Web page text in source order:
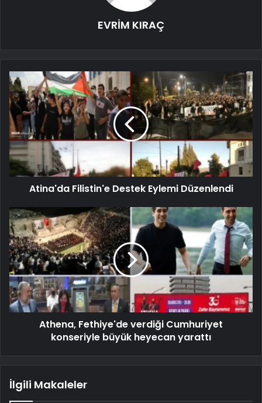
EVRİM KIRAÇ
Atina'da Filistin'e Destek Eylemi Düzenlendi
Athena, Fethiye'de verdiği Cumhuriyet
konseriyle büyük heyecan yarattı
İlgili Makaleler